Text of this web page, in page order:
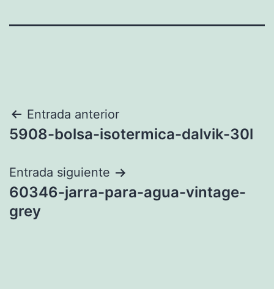
Navegación
de
entradas
Entrada anterior
5908-bolsa-isotermica-dalvik-30l
Entrada siguiente
60346-jarra-para-agua-vintage-
grey